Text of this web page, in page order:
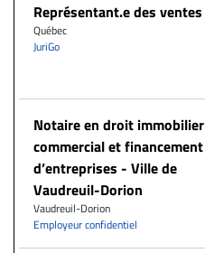
Représentant.e des ventes
Québec
JuriGo
Notaire en droit immobilier
commercial et financement
d’entreprises - Ville de
Vaudreuil-Dorion
Vaudreuil-Dorion
Employeur confidentiel